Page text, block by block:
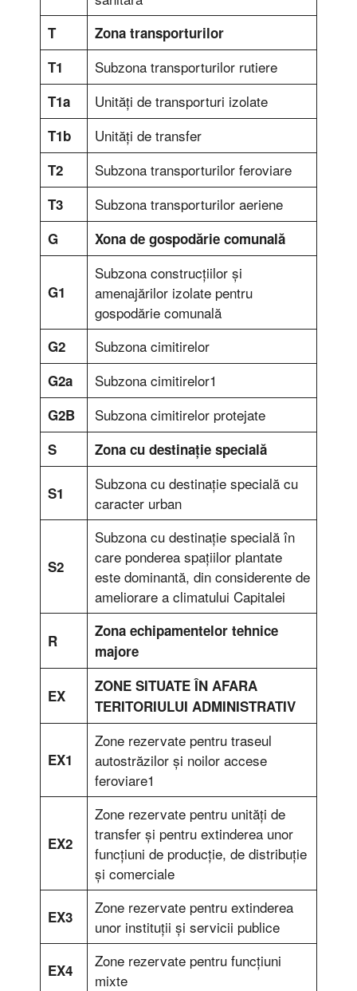
T
Zona transporturilor
T1
Subzona transporturilor rutiere
T1a Unităţi de transporturi izolate
T1b Unităţi de transfer
T2 Subzona transporturilor feroviare
T3 Subzona transporturilor aeriene
G Xona de gospodărie comunală
G1
Subzona construcţiilor şi
amenajărilor izolate pentru
gospodărie comunală
G2 Subzona cimitirelor
G2a Subzona cimitirelor1
G2B Subzona cimitirelor protejate
S Zona cu destinaţie specială
S1
Subzona cu destinaţie specială cu
caracter urban
S2
Subzona cu destinaţie specială în
care ponderea spaţiilor plantate
este dominantă, din considerente de
ameliorare a climatului Capitalei
R
Zona echipamentelor tehnice
majore
EX
ZONE SITUATE ÎN AFARA
TERITORIULUI ADMINISTRATIV
EX1
Zone rezervate pentru traseul
autostrăzilor şi noilor accese
feroviare1
EX2
Zone rezervate pentru unităţi de
transfer şi pentru extinderea unor
funcţiuni de producţie, de distribuţie
şi comerciale
EX3
Zone rezervate pentru extinderea
unor instituţii şi servicii publice
EX4
Zone rezervate pentru funcţiuni
mixte